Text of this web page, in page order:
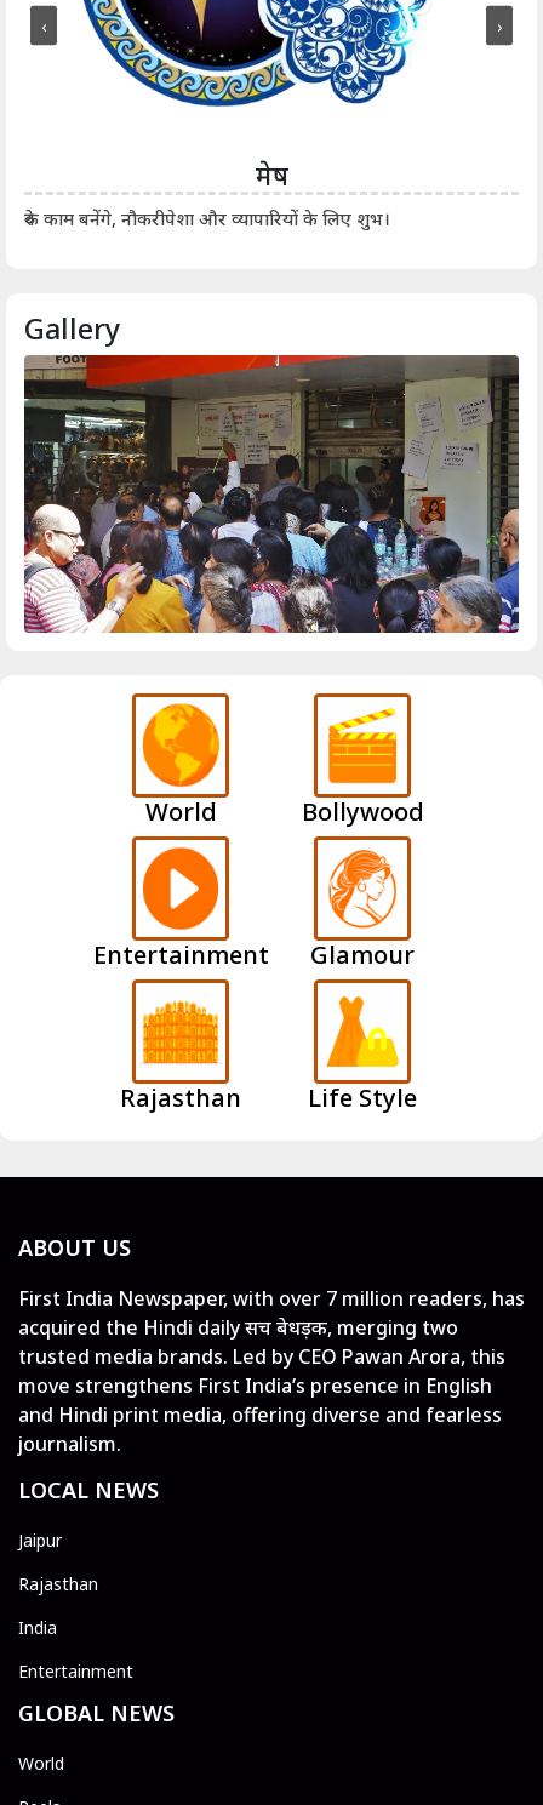
मेष
रुके काम बनेंगे, नौकरीपेशा और व्यापारियों के लिए शुभ।
‹ ›
Gallery
World Bollywood
Entertainment Glamour
Rajasthan Life Style
ABOUT US
First India Newspaper, with over 7 million readers, has
acquired the Hindi daily सच बेधड़क, merging two
trusted media brands. Led by CEO Pawan Arora, this
move strengthens First India’s presence in English
and Hindi print media, offering diverse and fearless
journalism.
LOCAL NEWS
Jaipur
Rajasthan
India
Entertainment
GLOBAL NEWS
World